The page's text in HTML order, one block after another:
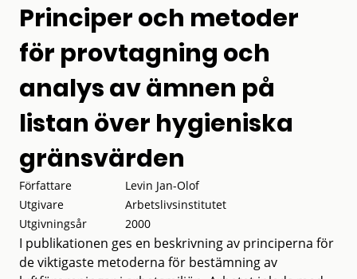
Principer och metoder
för provtagning och
analys av ämnen på
listan över hygieniska
gränsvärden
Författare
Levin Jan-Olof
Utgivare
Arbetslivsinstitutet
Utgivningsår
2000
I publikationen ges en beskrivning av principerna för
de viktigaste metoderna för bestämning av